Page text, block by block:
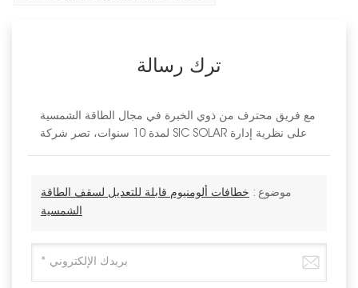
ترك رسالة
مع فريق محترف من ذوي الخبرة في مجال الطاقة الشمسية
لمدة 10 سنوات، تصر شركة SIC SOLAR على نظرية إدارة
موضوع : خطافات ألومنيوم قابلة للتعديل لسقف الطاقة
الشمسية